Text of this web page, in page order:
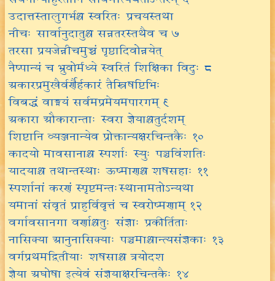
उदात्तस्तालुगर्भश्च स्वरितः प्रचयस्तथा
नीचः सार्वानुदातुश्च सन्नतरस्तथैव च ७
तरसा प्रयजेन्नीचमुच्चं पृष्ठादिवोन्नयेत्
नैष्पान्यं च भ्रुवोर्मध्ये स्वरितं शिक्षिका विदुः ८
अकारप्रमुखैर्वर्णैर्हकारं तैस्त्रिषष्टिभिः
विबद्धं वाङ्मयं सर्वमप्रमेयमपारगम् ९
अकारा औकारान्ताः स्वरा ज्ञेयाश्चतुर्दशम्
शिष्टानि व्यञ्जनान्येव प्रोक्तान्यक्षरचिन्तकैः १०
कादयो मावसानाश्च स्पर्शाः स्युः पञ्चविंशतिः
यादयाश्च तथान्तस्थाः ऊष्माणश्च शषसहाः ११
स्पर्शानां करणं स्पृष्टमन्तःस्थानामतोऽन्यथा
यमानां संवृतं प्राहुर्विवृत्तं च स्वरोष्मणाम् १२
वर्गावसानगा वर्णाश्चतुः संज्ञाः प्रकीर्तिताः
नासिक्या आनुनासिक्याः पञ्चमाश्चान्त्यसंज्ञकाः १३
वर्गप्रथमद्वितीयाः शषसाश्च त्रयोदश
ज्ञेया अघोषा इत्येवं संज्ञयाक्षरचिन्तकैः १४